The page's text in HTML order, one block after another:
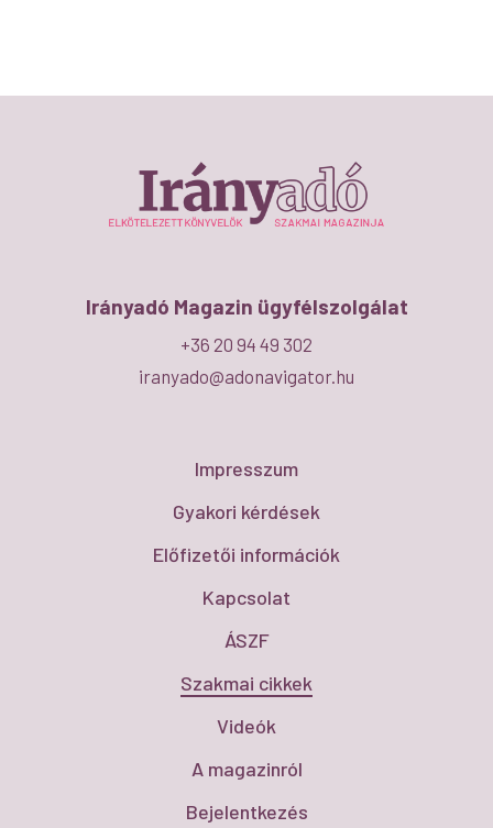
Irányadó Magazin ügyfélszolgálat
+36 20 94 49 302
iranyado@adonavigator.hu
Impresszum
Gyakori kérdések
Előfizetői információk
Kapcsolat
ÁSZF
Szakmai cikkek
Videók
A magazinról
Bejelentkezés